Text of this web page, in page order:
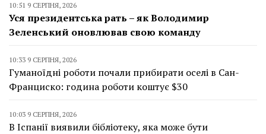
10:51 9 СЕРПНЯ, 2026
Уся президентська рать – як Володимир
Зеленський оновлював свою команду
10:33 9 СЕРПНЯ, 2026
Гуманоїдні роботи почали прибирати оселі в Сан-
Франциско: година роботи коштує $30
10:03 9 СЕРПНЯ, 2026
В Іспанії виявили бібліотеку, яка може бути